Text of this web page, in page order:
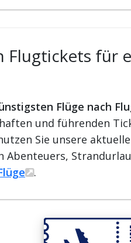
für
Flüge nach
und führenden
Sie unsere
Abenteuers,
.